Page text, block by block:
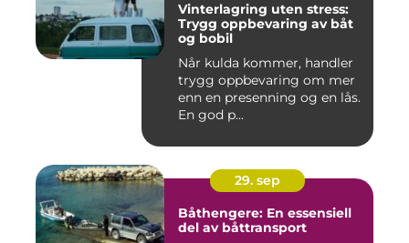
Vinterlagring uten stress:
Trygg oppbevaring av båt
og bobil
Når kulda kommer, handler
trygg oppbevaring om mer
enn en presenning og en lås.
En god p...
29. sep
Båthengere: En essensiell
del av båttransport